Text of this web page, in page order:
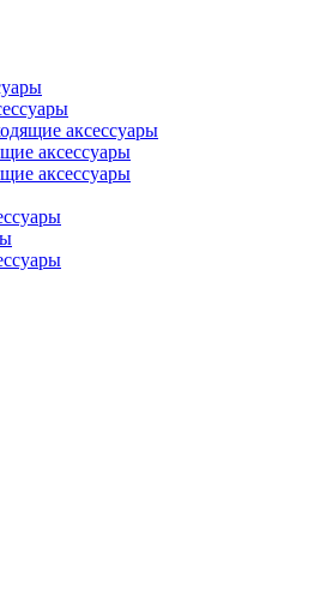
аксессуары
аксессуары
аксессуары